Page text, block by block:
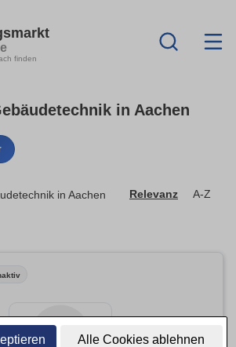
Alle Cookies ablehnen
finden
in Aachen
in Aachen Relevanz A-Z